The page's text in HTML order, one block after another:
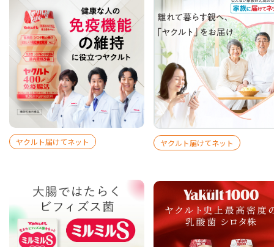
ヤクルト届けてネット ヤクルト届けてネット